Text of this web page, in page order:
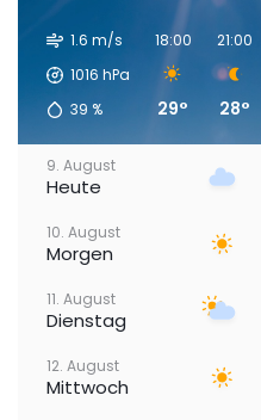
1.6 m/s
1016 hPa
39 %
18:00
29°
21:00
28°
9. August
Heute
10. August
Morgen
11. August
Dienstag
12. August
Mittwoch